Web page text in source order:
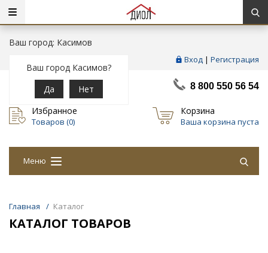
Ваш город: Касимов
Ваш город Касимов?
Да
Нет
Вход | Регистрация
8 800 550 56 54
Избранное
Товаров (0)
Корзина
Ваша корзина пуста
Меню
Главная / Каталог
КАТАЛОГ ТОВАРОВ